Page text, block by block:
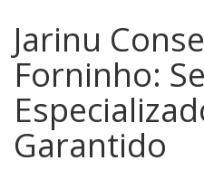
Jarinu
Forninho:
Garantido